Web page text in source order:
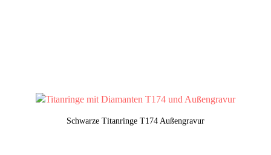
Schwarze Titanringe T174 Außengravur